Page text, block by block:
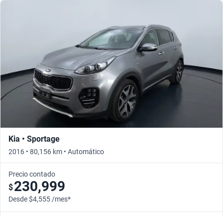
Kia • Sportage
2016 • 80,156 km • Automático
Precio contado
$230,999
Desde $4,555 /mes*